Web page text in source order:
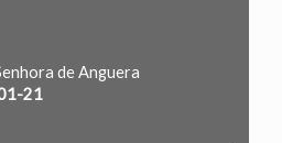
de Anguera
21